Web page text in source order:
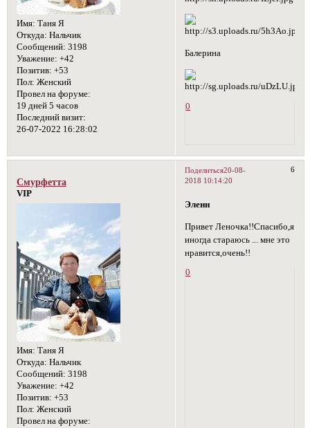
Имя: Таня Я
Откуда: Нальчик
Сообщений: 3198
Уважение: +42
Позитив: +53
Пол: Женский
Провел на форуме:
19 дней 5 часов
Последний визит:
26-07-2022 16:28:02
Балерина
0
Поделиться 6
20-08-
2018 10:14:20
Смурфетта
VIP
Имя: Таня Я
Откуда: Нальчик
Сообщений: 3198
Уважение: +42
Позитив: +53
Пол: Женский
Провел на форуме:
Эленн
Привет Леночка!!Спасибо,я
иногда стараюсь ... мне это
нравится,очень!!
0